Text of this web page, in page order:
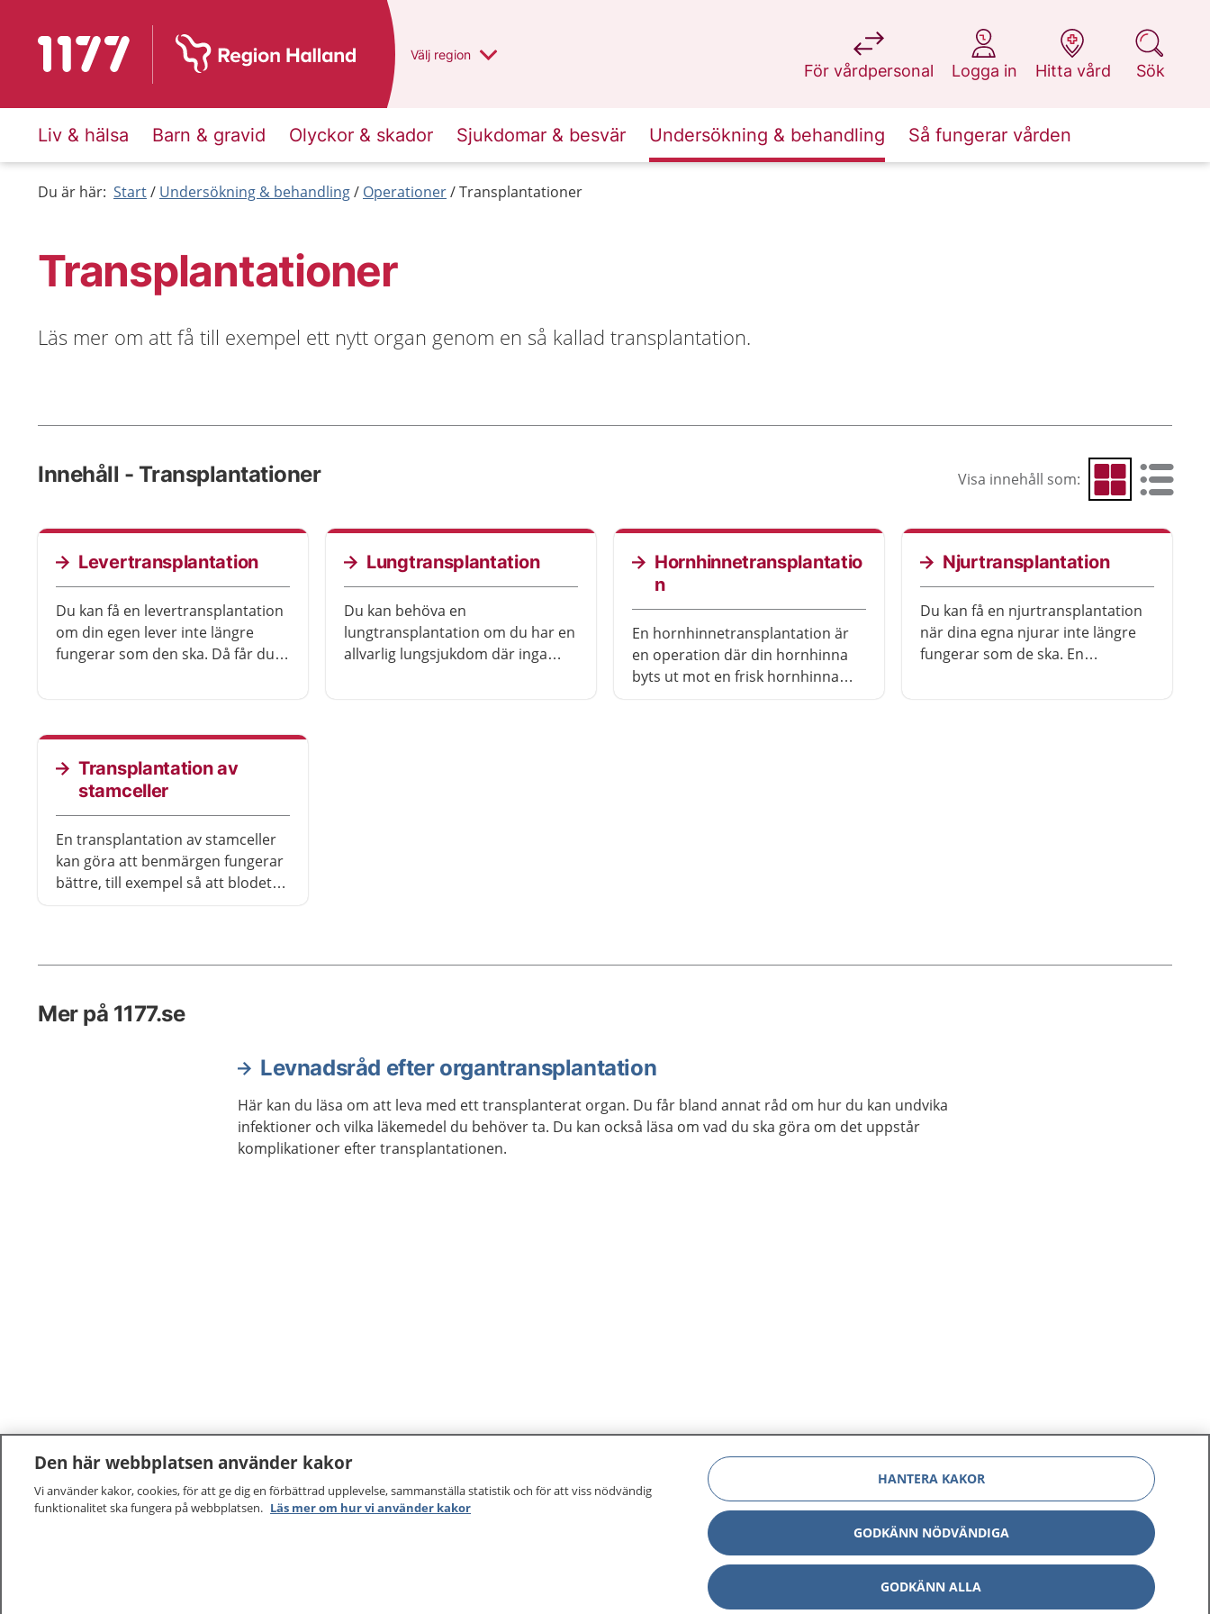
Till startsidan för 1177 Du har valt region
Välj en annan
region
För vårdpersonal
på 1177.se
Logga in
på 1177.se
Hitta vård
på 1177.se
Sök
på 1177.se
Liv & hälsa Barn & gravid Olyckor & skador Sjukdomar & besvär Undersökning & behandling Så fungerar vården
Du är här: Start Undersökning & behandling Operationer Transplantationer
Transplantationer
Läs mer om att få till exempel ett nytt organ genom en så kallad transplantation.
Innehåll - Transplantationer Visa innehåll som: Visa som rutnät
Visa som
Levertransplantation
Du kan få en levertransplantation
om din egen lever inte längre
fungerar som den ska. Då får du
läkemedel regelbundet och gå på
regelbundna kontroller.
Lungtransplantation
Du kan behöva en
lungtransplantation om du har en
allvarlig lungsjukdom där inga
Hornhinnetransplantatio
n
En hornhinnetransplantation är
en operation där din hornhinna
byts ut mot en frisk hornhinna
Njurtransplantation
Du kan få en njurtransplantation
när dina egna njurar inte längre
fungerar som de ska. En
Transplantation av
stamceller
En transplantation av stamceller
kan göra att benmärgen fungerar
bättre, till exempel så att blodet
Mer på 1177.se
Levnadsråd efter organtransplantation
Här kan du läsa om att leva med ett transplanterat organ. Du får bland annat råd om hur du kan undvika
infektioner och vilka läkemedel du behöver ta. Du kan också läsa om vad du ska göra om det uppstår
komplikationer efter transplantationen.
Other languages Om 1177
Den här webbplatsen använder kakor
Vi använder kakor, cookies, för att ge dig en förbättrad upplevelse, sammanställa statistik och för att viss nödvändig
funktionalitet ska fungera på webbplatsen. Läs mer om hur vi använder kakor
HANTERA KAKOR
GODKÄNN NÖDVÄNDIGA
GODKÄNN ALLA